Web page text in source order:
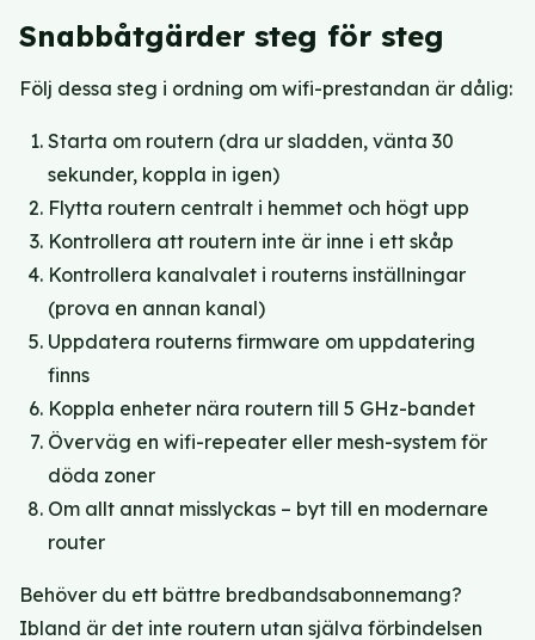
Snabbåtgärder steg för steg
Följ dessa steg i ordning om wifi-prestandan är dålig:
Starta om routern (dra ur sladden, vänta 30
sekunder, koppla in igen)
Flytta routern centralt i hemmet och högt upp
Kontrollera att routern inte är inne i ett skåp
Kontrollera kanalvalet i routerns inställningar
(prova en annan kanal)
Uppdatera routerns firmware om uppdatering
finns
Koppla enheter nära routern till 5 GHz-bandet
Överväg en wifi-repeater eller mesh-system för
döda zoner
Om allt annat misslyckas – byt till en modernare
router
Behöver du ett bättre bredbandsabonnemang?
Ibland är det inte routern utan själva förbindelsen